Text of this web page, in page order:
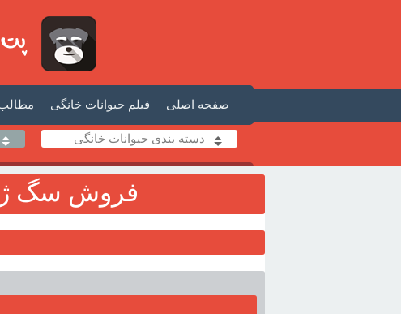
فیلم حیوانات خانگی صفحه اصلی
دسته بندی حیوانات خانگی
فروش سگ